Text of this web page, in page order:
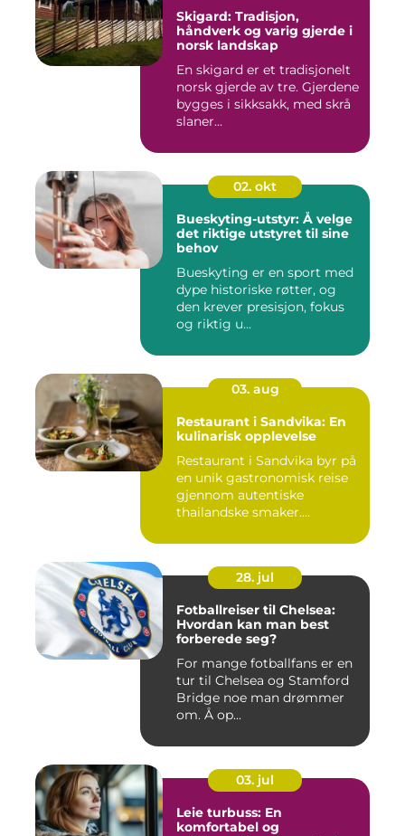
Skigard: Tradisjon,
håndverk og varig gjerde i
norsk landskap
En skigard er et tradisjonelt
norsk gjerde av tre. Gjerdene
bygges i sikksakk, med skrå
slaner...
02. okt
Bueskyting-utstyr: Å velge
det riktige utstyret til sine
behov
Bueskyting er en sport med
dype historiske røtter, og
den krever presisjon, fokus
og riktig u...
03. aug
Restaurant i Sandvika: En
kulinarisk opplevelse
Restaurant i Sandvika byr på
en unik gastronomisk reise
gjennom autentiske
thailandske smaker....
28. jul
Fotballreiser til Chelsea:
Hvordan kan man best
forberede seg?
For mange fotballfans er en
tur til Chelsea og Stamford
Bridge noe man drømmer
om. Å op...
03. jul
Leie turbuss: En
komfortabel og